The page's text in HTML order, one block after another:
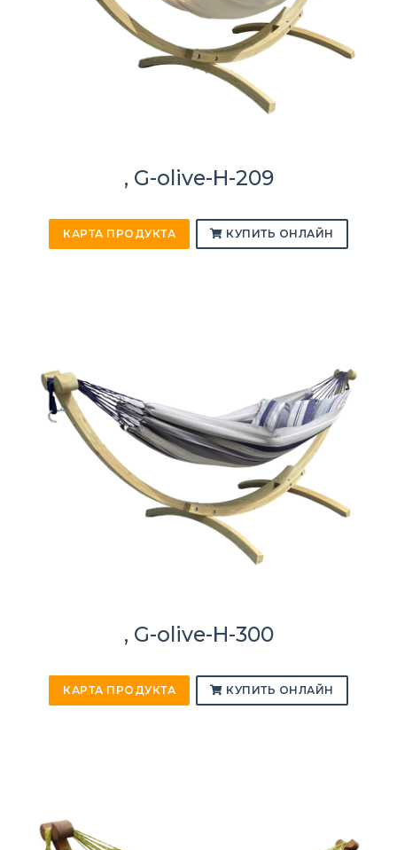
, G-olive-H-209
КАРТА ПРОДУКТА КУПИТЬ ОНЛАЙН
, G-olive-H-300
КАРТА ПРОДУКТА КУПИТЬ ОНЛАЙН